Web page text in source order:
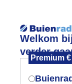
Welkom
verder
Premium
Foto